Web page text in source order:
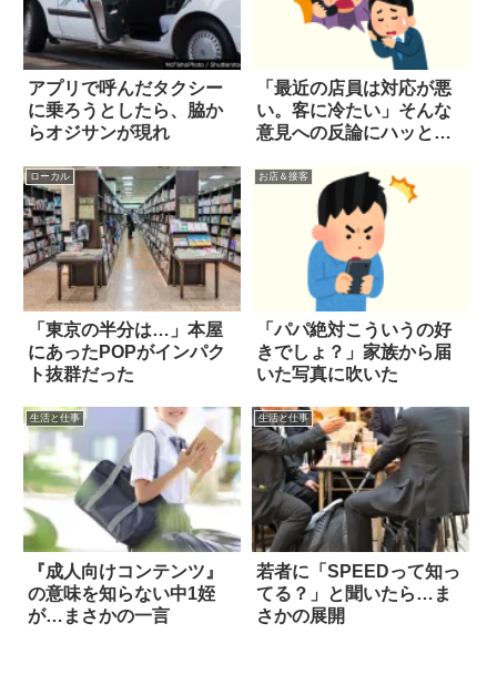
アプリで呼んだタクシー
に乗ろうとしたら、脇か
らオジサンが現れ
「最近の店員は対応が悪
い。客に冷たい」そんな
意見への反論にハッとし
ローカル
「東京の半分は…」本屋
にあったPOPがインパク
ト抜群だった
お店＆接客
「パパ絶対こういうの好
きでしょ？」家族から届
いた写真に吹いた
生活と仕事
『成人向けコンテンツ』
の意味を知らない中1姪
が…まさかの一言
生活と仕事
若者に「SPEEDって知っ
てる？」と聞いたら…ま
さかの展開